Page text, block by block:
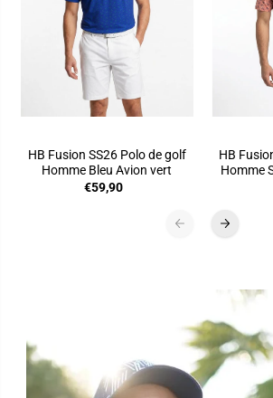
HB Fusion SS26 Polo de golf
Homme Bleu Avion vert
€59,90
HB
Homme